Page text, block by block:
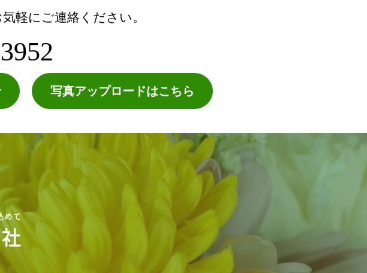
軽にご連絡ください。
写真アップロードはこちら